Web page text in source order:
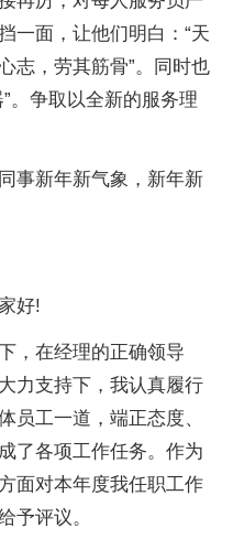
一面，让他们明白：“天
志，劳其筋骨”。同时也
。争取以全新的服务理
事新年新气象，新年新
好!
在经理的正确领导
力支持下，我认真履行
员工一道，端正态度、
了各项工作任务。作为
面对本年度我任职工作
予评议。